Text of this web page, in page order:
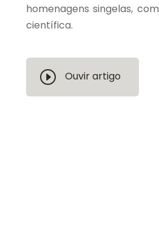
homenagens singelas,
científica.
Ouvir artigo